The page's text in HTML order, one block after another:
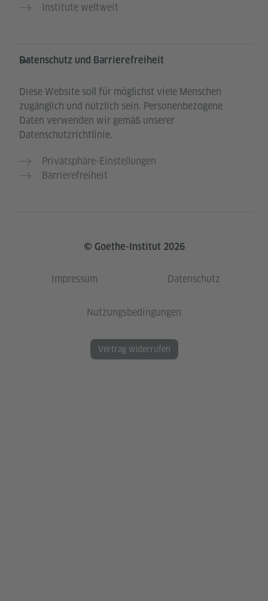
Institute weltweit
Datenschutz und Barrierefreiheit
Diese Website soll für möglichst viele Menschen
zugänglich und nützlich sein. Personenbezogene
Daten verwenden wir gemäß unserer
Datenschutzrichtlinie.
Privatsphäre-Einstellungen
Barrierefreiheit
© Goethe-Institut 2026
Impressum Datenschutz
Nutzungsbedingungen
Vertrag widerrufen